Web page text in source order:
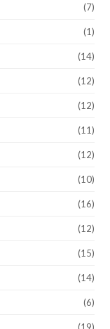
(7)
(1)
(14)
(12)
(12)
(11)
(12)
(10)
(16)
(12)
(15)
(14)
(6)
(19)